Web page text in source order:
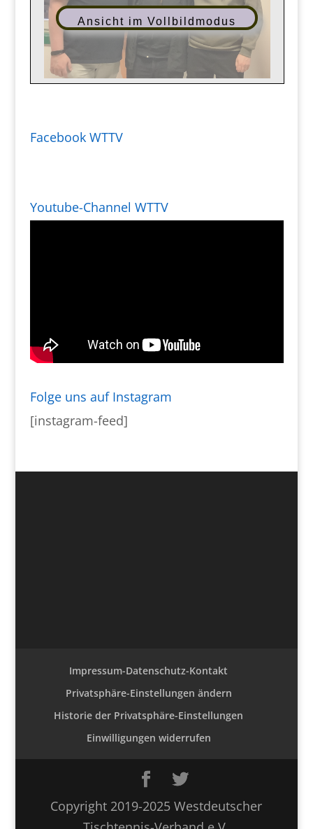
Ansicht im Vollbildmodus
Facebook WTTV
Youtube-Channel WTTV
Folge uns auf Instagram
[instagram-feed]
Impressum-Datenschutz-Kontakt
Privatsphäre-Einstellungen ändern
Historie der Privatsphäre-Einstellungen
Einwilligungen widerrufen
Copyright 2019-2025 Westdeutscher